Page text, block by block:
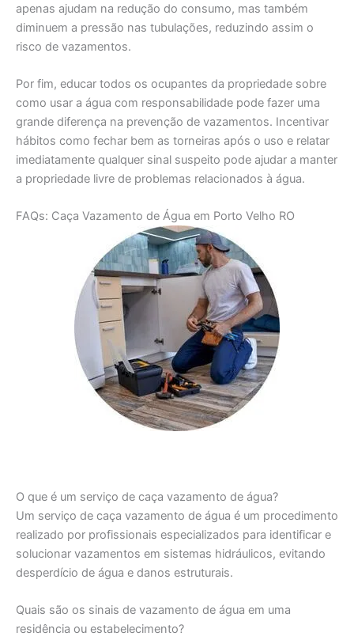
apenas ajudam na redução do consumo, mas também
diminuem a pressão nas tubulações, reduzindo assim o
risco de vazamentos.
Por fim, educar todos os ocupantes da propriedade sobre
como usar a água com responsabilidade pode fazer uma
grande diferença na prevenção de vazamentos. Incentivar
hábitos como fechar bem as torneiras após o uso e relatar
imediatamente qualquer sinal suspeito pode ajudar a manter
a propriedade livre de problemas relacionados à água.
FAQs: Caça Vazamento de Água em Porto Velho RO
O que é um serviço de caça vazamento de água?
Um serviço de caça vazamento de água é um procedimento
realizado por profissionais especializados para identificar e
solucionar vazamentos em sistemas hidráulicos, evitando
desperdício de água e danos estruturais.
Quais são os sinais de vazamento de água em uma
residência ou estabelecimento?